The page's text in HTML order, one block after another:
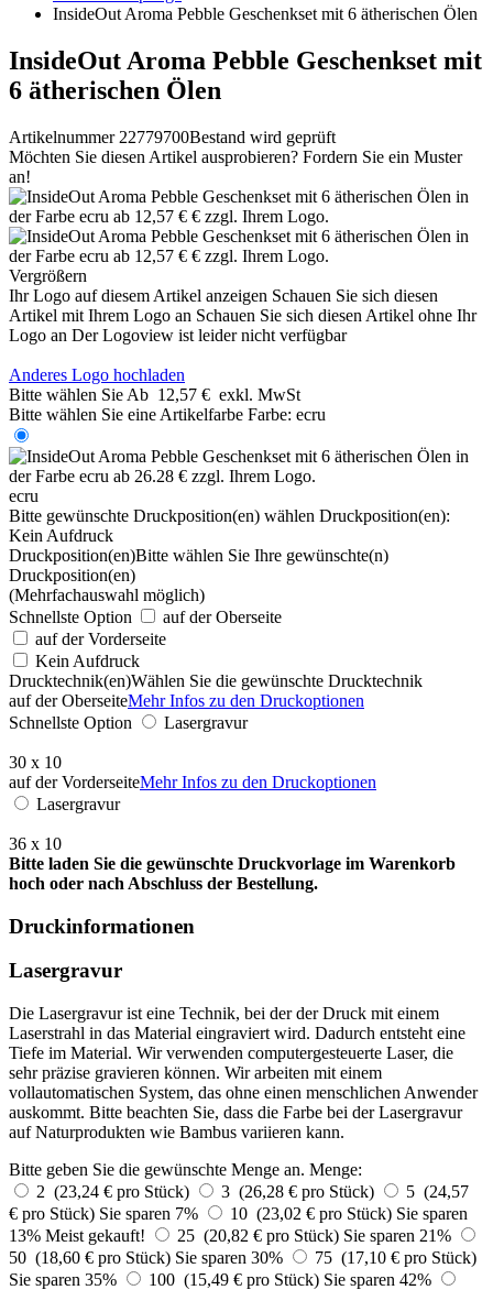
InsideOut Aroma Pebble Geschenkset mit 6 ätherischen Ölen
InsideOut Aroma Pebble Geschenkset mit
6 ätherischen Ölen
Artikelnummer 22779700Bestand wird geprüft
Möchten Sie diesen Artikel ausprobieren? Fordern Sie ein Muster
an!
Vergrößern
Ihr Logo auf diesem Artikel anzeigen Schauen Sie sich diesen
Artikel mit Ihrem Logo an Schauen Sie sich diesen Artikel ohne Ihr
Logo an Der Logoview ist leider nicht verfügbar
Anderes Logo hochladen
Bitte wählen Sie Ab 12,57 € exkl. MwSt
Bitte wählen Sie eine Artikelfarbe Farbe: ecru
ecru
Bitte gewünschte Druckposition(en) wählen Druckposition(en):
Kein Aufdruck
Druckposition(en)Bitte wählen Sie Ihre gewünschte(n)
Druckposition(en)
(Mehrfachauswahl möglich)
Schnellste Option
auf der Oberseite
auf der Vorderseite
Kein Aufdruck
Drucktechnik(en)Wählen Sie die gewünschte Drucktechnik
auf der OberseiteMehr Infos zu den Druckoptionen
Schnellste Option
Lasergravur
30 x 10
auf der VorderseiteMehr Infos zu den Druckoptionen
Lasergravur
36 x 10
Bitte laden Sie die gewünschte Druckvorlage im Warenkorb
hoch oder nach Abschluss der Bestellung.
Druckinformationen
Lasergravur
Die Lasergravur ist eine Technik, bei der der Druck mit einem
Laserstrahl in das Material eingraviert wird. Dadurch entsteht eine
Tiefe im Material. Wir verwenden computergesteuerte Laser, die
sehr präzise gravieren können. Wir arbeiten mit einem
vollautomatischen System, das ohne einen menschlichen Anwender
auskommt. Bitte beachten Sie, dass die Farbe bei der Lasergravur
auf Naturprodukten wie Bambus variieren kann.
Bitte geben Sie die gewünschte Menge an. Menge:
2 (23,24 € pro Stück)
3 (26,28 € pro Stück)
5 (24,57
€ pro Stück) Sie sparen 7% 10 (23,02 € pro Stück) Sie sparen
13% Meist gekauft! 25 (20,82 € pro Stück) Sie sparen 21%
50 (18,60 € pro Stück) Sie sparen 30%
75 (17,10 € pro Stück)
Sie sparen 35%
100 (15,49 € pro Stück) Sie sparen 42%